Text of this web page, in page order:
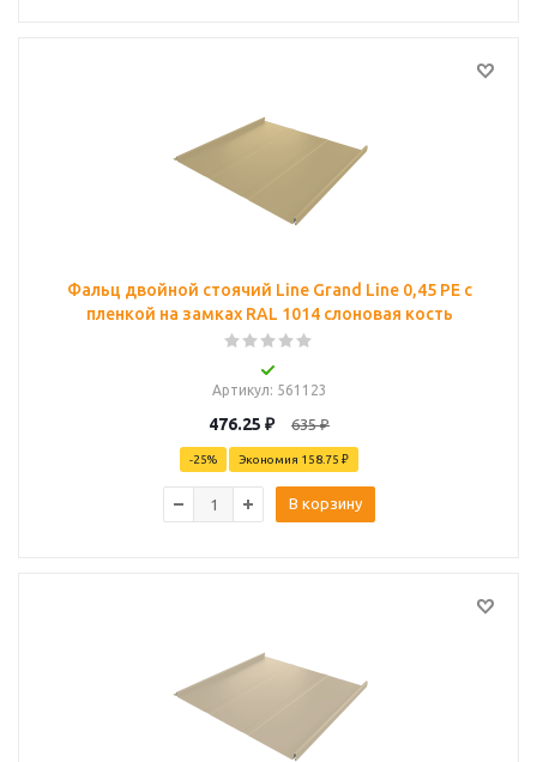
Фальц двойной стоячий Line Grand Line 0,45 PE с
пленкой на замках RAL 1014 слоновая кость
Артикул: 561123
476.25 ₽ 635₽
-25% Экономия 158.75 ₽
В корзину